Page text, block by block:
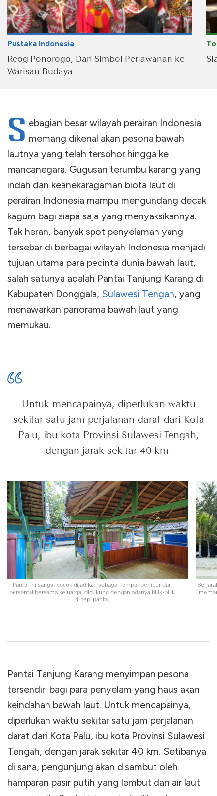
Pustaka Indonesia
Reog Ponorogo, Dari Simbol Perlawanan ke
Warisan Budaya
S ebagian besar wilayah perairan Indonesia
memang dikenal akan pesona bawah
lautnya yang telah tersohor hingga ke
mancanegara. Gugusan terumbu karang yang
indah dan keanekaragaman biota laut di
perairan Indonesia mampu mengundang decak
kagum bagi siapa saja yang menyaksikannya.
Tak heran, banyak spot penyelaman yang
tersebar di berbagai wilayah Indonesia menjadi
tujuan utama para pecinta dunia bawah laut,
salah satunya adalah Pantai Tanjung Karang di
Kabupaten Donggala, Sulawesi Tengah, yang
menawarkan panorama bawah laut yang
memukau.
Untuk mencapainya, diperlukan waktu
sekitar satu jam perjalanan darat dari Kota
Palu, ibu kota Provinsi Sulawesi Tengah,
dengan jarak sekitar 40 km.
Pantai ini sangat cocok dijadikan sebagai tempat berlibur dan
bersantai bersama keluarga, didukung dengan adanya bilik-bilik
di tepi pantai
Pantai Tanjung Karang menyimpan pesona
tersendiri bagi para penyelam yang haus akan
keindahan bawah laut. Untuk mencapainya,
diperlukan waktu sekitar satu jam perjalanan
darat dari Kota Palu, ibu kota Provinsi Sulawesi
Tengah, dengan jarak sekitar 40 km. Setibanya
di sana, pengunjung akan disambut oleh
hamparan pasir putih yang lembut dan air laut